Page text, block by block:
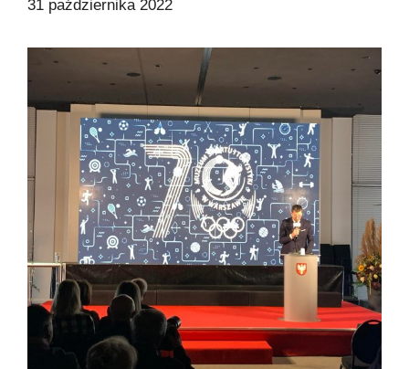
31 października 2022